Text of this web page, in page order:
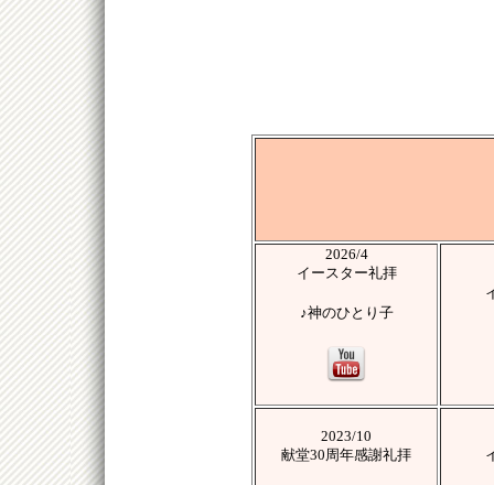
2026/4
イースター礼拝
♪神のひとり子
2023/10
献堂30周年感謝礼拝